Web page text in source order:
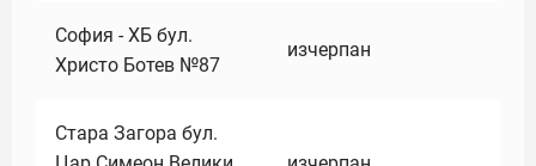
София - ХБ бул.
Христо Ботев №87
изчерпан
Стара Загора бул.